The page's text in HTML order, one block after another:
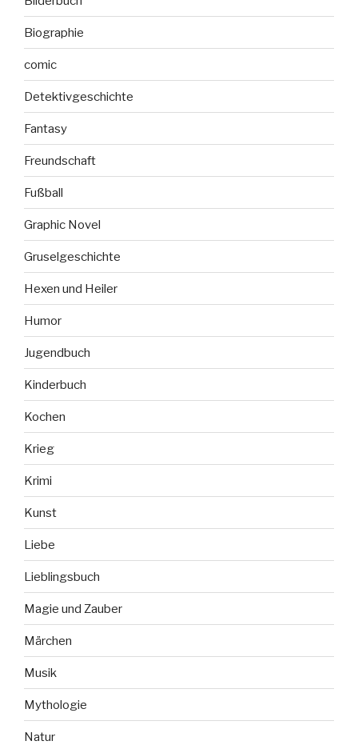
Biographie
comic
Detektivgeschichte
Fantasy
Freundschaft
Fußball
Graphic Novel
Gruselgeschichte
Hexen und Heiler
Humor
Jugendbuch
Kinderbuch
Kochen
Krieg
Krimi
Kunst
Liebe
Lieblingsbuch
Magie und Zauber
Märchen
Musik
Mythologie
Natur